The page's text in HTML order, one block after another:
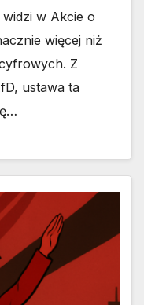
w Akcie o
więcej niż
Z
ustawa ta